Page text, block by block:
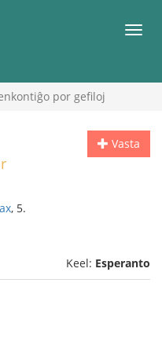
por gefiloj
Vasta
, 5.
Keel: Esperanto